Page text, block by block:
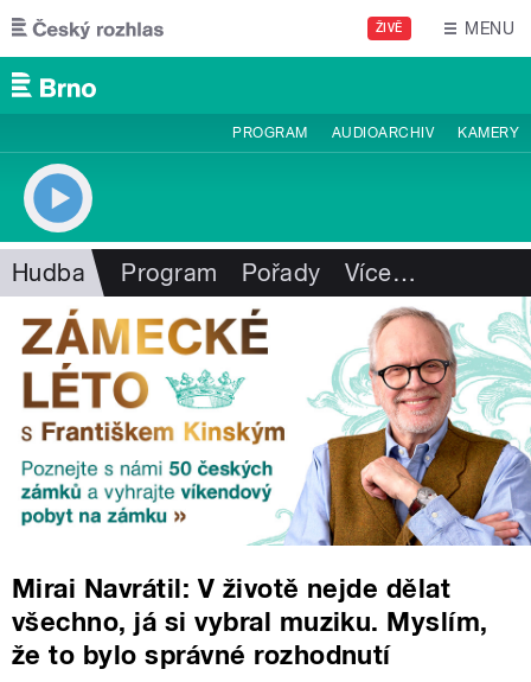
Přejít k hlavnímu obsahu
ŽIVĚ MENU
PROGRAM AUDIOARCHIV KAMERY
Hudba Program Pořady Více…
Mirai Navrátil: V životě nejde dělat
všechno, já si vybral muziku. Myslím,
že to bylo správné rozhodnutí